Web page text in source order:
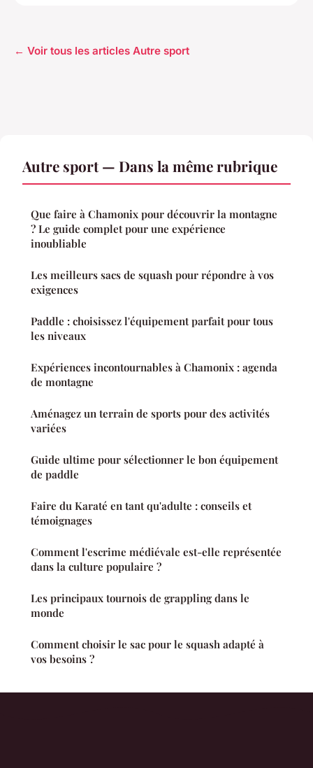
← Voir tous les articles Autre sport
Autre sport — Dans la même rubrique
Que faire à Chamonix pour découvrir la montagne
? Le guide complet pour une expérience
inoubliable
Les meilleurs sacs de squash pour répondre à vos
exigences
Paddle : choisissez l'équipement parfait pour tous
les niveaux
Expériences incontournables à Chamonix : agenda
de montagne
Aménagez un terrain de sports pour des activités
variées
Guide ultime pour sélectionner le bon équipement
de paddle
Faire du Karaté en tant qu'adulte : conseils et
témoignages
Comment l'escrime médiévale est-elle représentée
dans la culture populaire ?
Les principaux tournois de grappling dans le
monde
Comment choisir le sac pour le squash adapté à
vos besoins ?